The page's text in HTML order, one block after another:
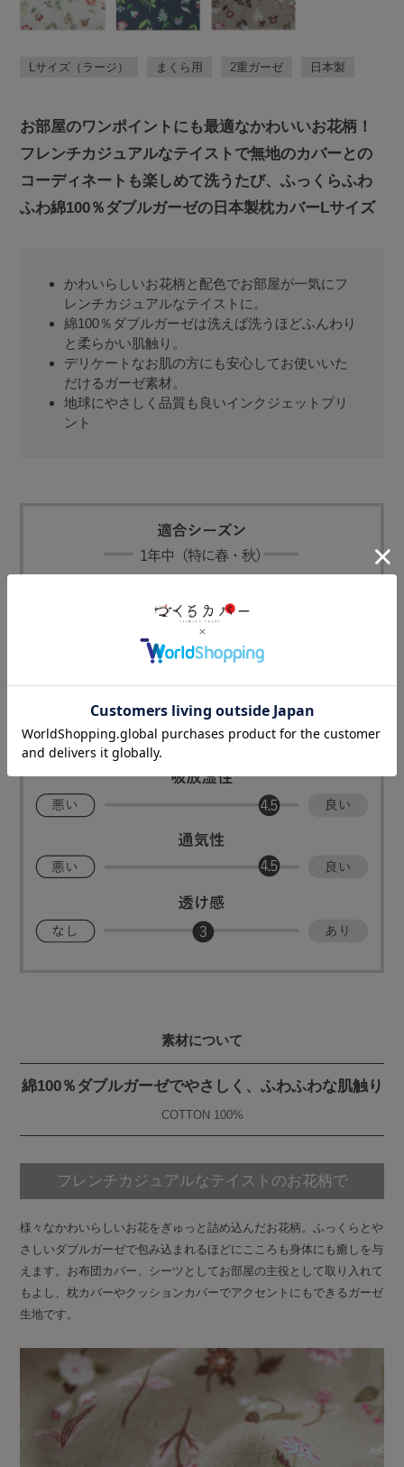
Lサイズ（ラージ） まくら用 2重ガーゼ 日本製
お部屋のワンポイントにも最適なかわいいお花柄！
フレンチカジュアルなテイストで無地のカバーとの
コーディネートも楽しめて洗うたび、ふっくらふわ
ふわ綿100％ダブルガーゼの日本製枕カバーLサイズ
かわいらしいお花柄と配色でお部屋が一気にフ
レンチカジュアルなテイストに。
綿100％ダブルガーゼは洗えば洗うほどふんわり
と柔らかい肌触り。
デリケートなお肌の方にも安心してお使いいた
だけるガーゼ素材。
地球にやさしく品質も良いインクジェットプリ
ント
素材について
綿100％ダブルガーゼでやさしく、ふわふわな肌触り
COTTON 100%
フレンチカジュアルなテイストのお花柄で
様々なかわいらしいお花をぎゅっと詰め込んだお花柄。ふっくらとや
さしいダブルガーゼで包み込まれるほどにこころも身体にも癒しを与
えます。お布団カバー、シーツとしてお部屋の主役として取り入れて
もよし、枕カバーやクッションカバーでアクセントにもできるガーゼ
生地です。